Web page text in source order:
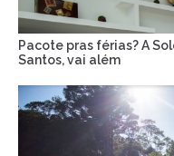
Pacote pras férias? A
Santos, vai além